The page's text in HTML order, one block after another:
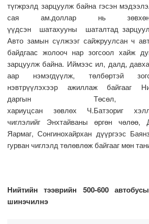
түгжрэлд зарцуулж байна гэсэн
сая ам.доллар нь зөвхөн
үүдсэн шатахууны шаталтад
Авто замын сүлжээг сайжруулсан ч
байдгаас жолооч нар зогсоол хайж
зарцуулж байна. Иймээс ил, далд,
аар нэмэгдүүлж, төлбөртэй
нэвтрүүлэхээр ажиллаж байгааг
даргын Төсөл,
хариуцсан зөвлөх Ч.Батзориг
чиглэлийг Энхтайваны өргөн чөлөө,
Яармаг, Сонгинохайрхан дүүргээс
гурван чиглэлд төлөвлөж байгааг мөн
Нийтийн тээврийн 500-600
шинэчилнэ